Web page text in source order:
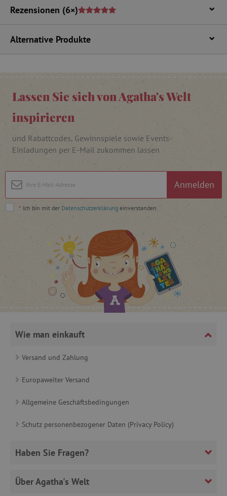
Rezensionen (6×)
Alternative Produkte
Lassen Sie sich von Agatha's Welt
inspirieren
und Rabattcodes, Gewinnspiele sowie Events-
Einladungen per E-Mail zukommen lassen
Anmelden
* Ich bin mit der Datenschutzerklärung einverstanden.
Wie man einkauft
Versand und Zahlung
Europaweiter Versand
Allgemeine Geschäftsbedingungen
Schutz personenbezogener Daten (Privacy Policy)
Haben Sie Fragen?
Über Agatha's Welt
_pinterest_ct_ua
.ct.pinterest.com
product_filter_remember www.agathaswelt.de
_sp_ses.ab3e
www.agathaswelt.de
CookieScriptConsent
_sp_id.ab3e www.agathaswelt.de
featureFlagCheckoutExperimentVariant
www.agathaswelt.de